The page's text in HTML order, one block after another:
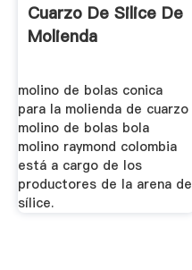
Cuarzo De Silice De
Molienda
molino de bolas conica
para la molienda de cuarzo
molino de bolas bola
molino raymond colombia
está a cargo de los
productores de la arena de
sílice.